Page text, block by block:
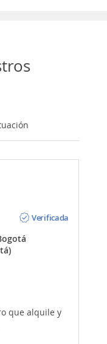
Verificada
que alquile y